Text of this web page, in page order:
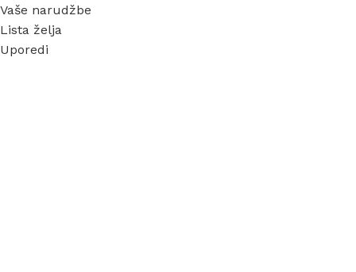
Vaše narudžbe
Lista želja
Uporedi